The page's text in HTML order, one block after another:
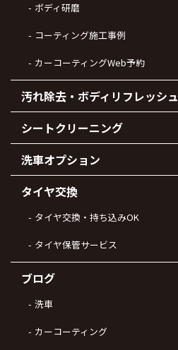
ボディ研磨
コーティング施工事例
カーコーティングWeb予約
汚れ除去・ボディリフレッシュ
シートクリーニング
洗車オプション
タイヤ交換
タイヤ交換・持ち込みOK
タイヤ保管サービス
ブログ
洗車
カーコーティング